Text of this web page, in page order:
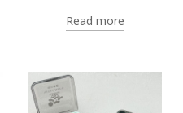
Read more